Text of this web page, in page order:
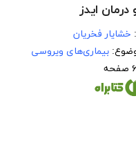
ایدز
خشایار فخریان
بیماری‌های ویروسی